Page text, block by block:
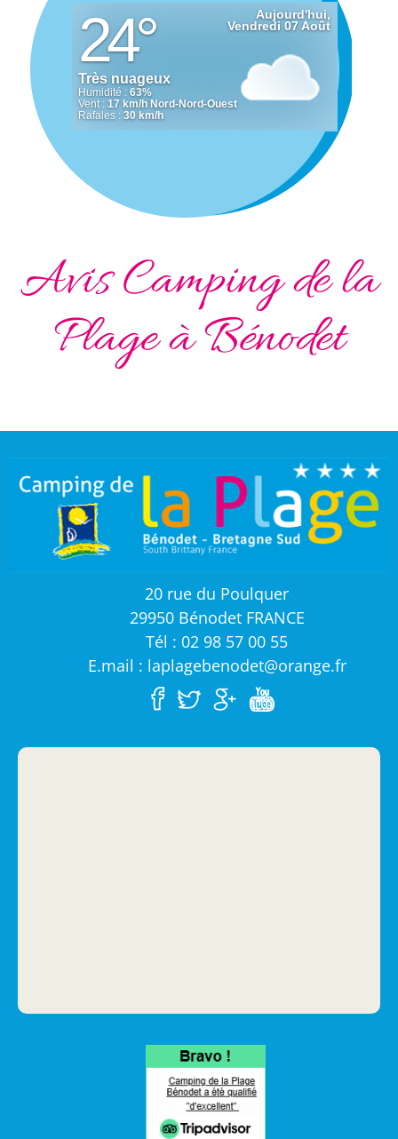
Avis Camping de la
Plage à Bénodet
20 rue du Poulquer
29950 Bénodet FRANCE
Tél : 02 98 57 00 55
E.mail : laplagebenodet@orange.fr